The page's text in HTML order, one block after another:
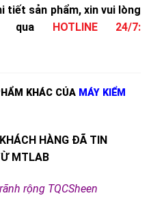
tiết sản phẩm, xin vui lòng
qua HOTLINE 24/7:
KHÁC CỦA MÁY KIỂM
HÀNG ĐÃ TIN
MTLAB
rộng TQCSheen